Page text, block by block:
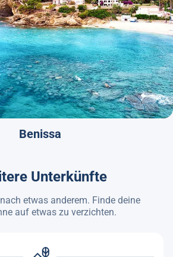
Benissa
Unterkünfte
etwas anderem. Finde deine
auf etwas zu verzichten.